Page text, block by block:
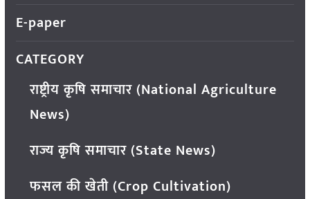
E-paper
CATEGORY
राष्ट्रीय कृषि समाचार (National Agriculture
News)
राज्य कृषि समाचार (State News)
फसल की खेती (Crop Cultivation)